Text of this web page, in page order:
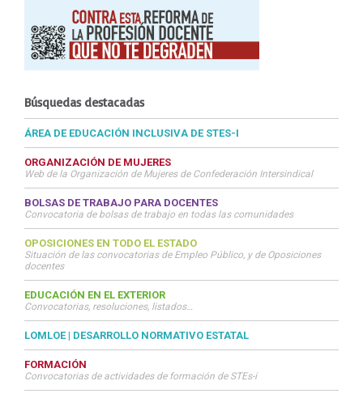
Búsquedas destacadas
ÁREA DE EDUCACIÓN INCLUSIVA DE STES-I
ORGANIZACIÓN DE MUJERES
Web de la Organización de Mujeres de Confederación Intersindical
BOLSAS DE TRABAJO PARA DOCENTES
Convocatoria de bolsas de trabajo en todas las comunidades
OPOSICIONES EN TODO EL ESTADO
Situación de las convocatorias de Empleo Público, y de Oposiciones
docentes
EDUCACIÓN EN EL EXTERIOR
Convocatorias, resoluciones, listados…
LOMLOE | DESARROLLO NORMATIVO ESTATAL
FORMACIÓN
Convocatorias de actividades de formación de STEs-i